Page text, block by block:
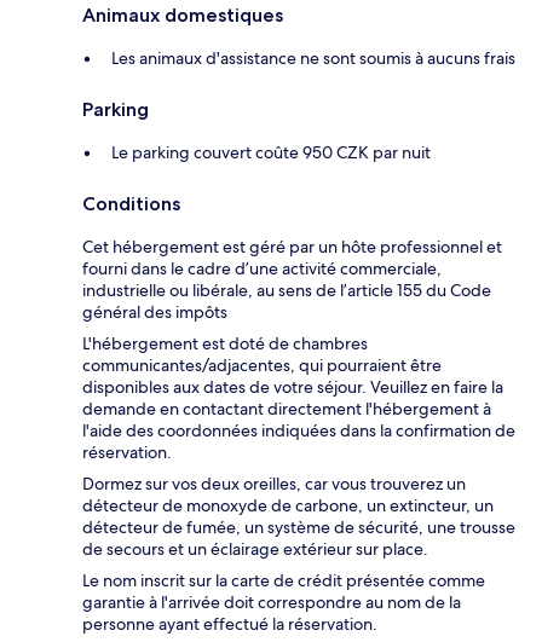
Animaux domestiques
Les animaux d'assistance ne sont soumis à aucuns frais
Parking
Le parking couvert coûte 950 CZK par nuit
Conditions
Cet hébergement est géré par un hôte professionnel et
fourni dans le cadre d’une activité commerciale,
industrielle ou libérale, au sens de l’article 155 du Code
général des impôts
L'hébergement est doté de chambres
communicantes/adjacentes, qui pourraient être
disponibles aux dates de votre séjour. Veuillez en faire la
demande en contactant directement l'hébergement à
l'aide des coordonnées indiquées dans la confirmation de
réservation.
Dormez sur vos deux oreilles, car vous trouverez un
détecteur de monoxyde de carbone, un extincteur, un
détecteur de fumée, un système de sécurité, une trousse
de secours et un éclairage extérieur sur place.
Le nom inscrit sur la carte de crédit présentée comme
garantie à l'arrivée doit correspondre au nom de la
personne ayant effectué la réservation.